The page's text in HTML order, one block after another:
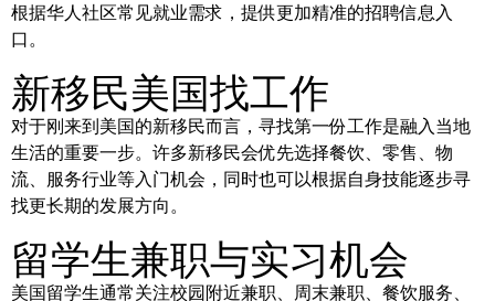
根据华人社区常见就业需求，提供更加精准的招聘信息入
口。
新移民美国找工作
对于刚来到美国的新移民而言，寻找第一份工作是融入当地
生活的重要一步。许多新移民会优先选择餐饮、零售、物
流、服务行业等入门机会，同时也可以根据自身技能逐步寻
找更长期的发展方向。
留学生兼职与实习机会
美国留学生通常关注校园附近兼职、周末兼职、餐饮服务、